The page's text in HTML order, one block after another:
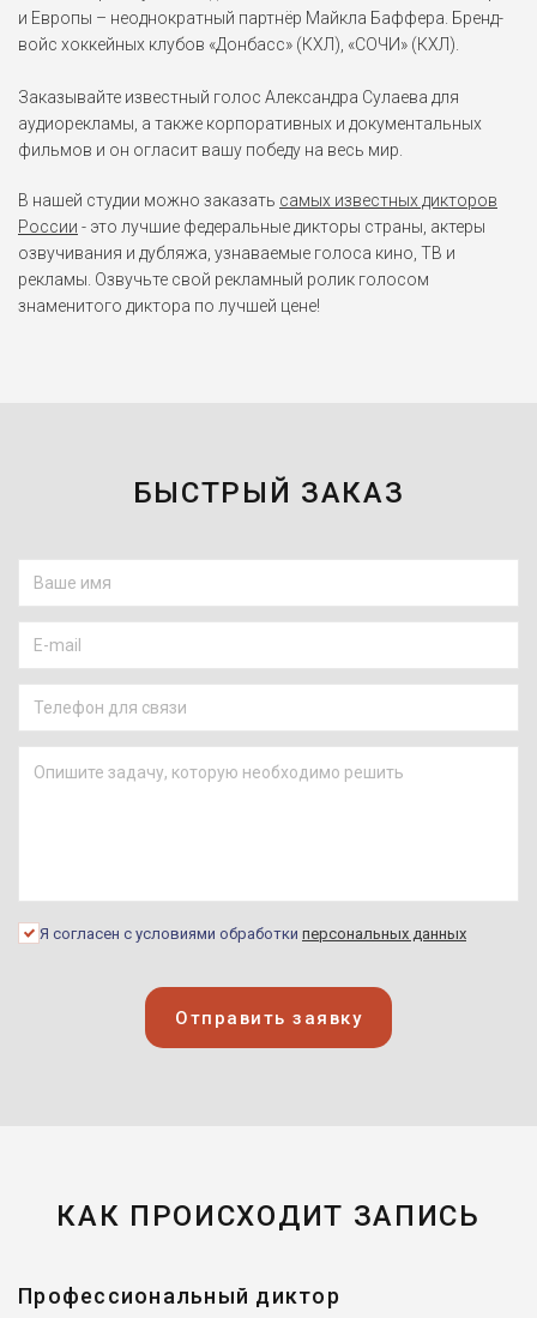
и Европы – неоднократный партнёр Майкла Баффера. Бренд-
войс хоккейных клубов «Донбасс» (КХЛ), «СОЧИ» (КХЛ).
Заказывайте известный голос Александра Сулаева для
аудиорекламы, а также корпоративных и документальных
фильмов и он огласит вашу победу на весь мир.
В нашей студии можно заказать самых известных дикторов
России - это лучшие федеральные дикторы страны, актеры
озвучивания и дубляжа, узнаваемые голоса кино, ТВ и
рекламы. Озвучьте свой рекламный ролик голосом
знаменитого диктора по лучшей цене!
БЫСТРЫЙ ЗАКАЗ
Я согласен с условиями обработки персональных данных
Отправить заявку
КАК ПРОИСХОДИТ ЗАПИСЬ
Профессиональный диктор